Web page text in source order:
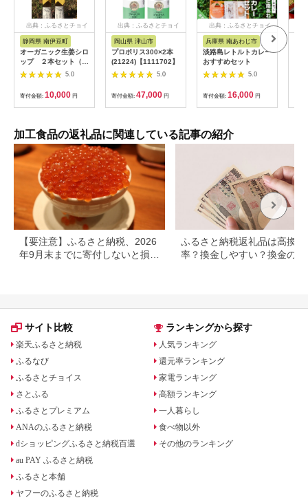
出典：ふるさとチョイ
静岡県 南伊豆町
オーガニック生姜シロ
ップ ２本セット（プ
レーン） 【 生姜 健
康 ジンジャーシロッ
プ ジンジャー しょう
が 生姜シロップ 】
<H-1>
5.0
寄付金額: 10,000 円
出典：ふるさとチョイ
岡山県 津山市
プロポリス300×2本
(21224)【1111702】
5.0
寄付金額: 47,000 円
出典：ふるさとチョイ
兵庫県 南あわじ市
淡路島レトルトカレー
おすすめセット
5.0
寄付金額: 16,000 円
加工食品の返礼品に関連している記事の紹介
【要注意】ふるさと納税、2026
年9月末までに寄付しないと損す
ふるさと納税返礼品は高換金
率？換金しやすい？換金の可
サイト比較
楽天ふるさと納税
ふるなび
ふるさとチョイス
さとふる
ふるさとプレミアム
ANAのふるさと納税
dショッピングふるさと納税百選
au PAY ふるさと納税
ふるさと本舗
ヤフーのふるさと納税
ランキングから探す
人気ランキング
還元率ランキング
家電ランキング
高額ランキング
一人暮らし
食べ物以外
その他のランキング